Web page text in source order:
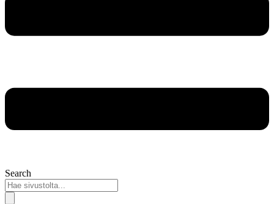
Search